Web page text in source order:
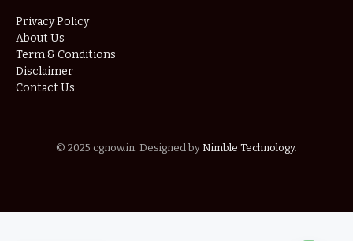
Privacy Policy
About Us
Term & Conditions
Disclaimer
Contact Us
© 2025 cgnow.in. Designed by Nimble Technology.